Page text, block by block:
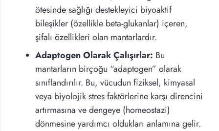
ötesinde sağlığı destekleyici biyoaktif
bileşikler (özellikle beta-glukanlar) içeren,
şifalı özellikleri olan mantarlardır.
Adaptogen Olarak Çalışırlar: Bu
mantarların birçoğu “adaptogen” olarak
sınıflandırılır. Bu, vücudun fiziksel, kimyasal
veya biyolojik stres faktörlerine karşı direncini
artırmasına ve dengeye (homeostazi)
dönmesine yardımcı oldukları anlamına gelir.